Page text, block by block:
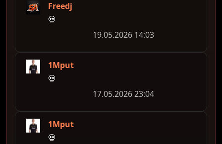
Freedj
💀
19.05.2026 14:03
1Mput
💀
17.05.2026 23:04
1Mput
💀